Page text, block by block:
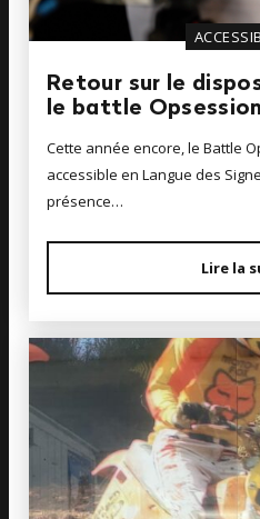
Retour sur le
le battle
Cette année encore, le Battle
accessible en Langue des
présence…
Lire la